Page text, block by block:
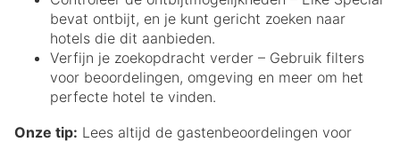
bevat ontbijt, en je kunt gericht zoeken naar
hotels die dit aanbieden.
Verfijn je zoekopdracht verder – Gebruik filters
voor beoordelingen, omgeving en meer om het
perfecte hotel te vinden.
Onze tip: Lees altijd de gastenbeoordelingen voor